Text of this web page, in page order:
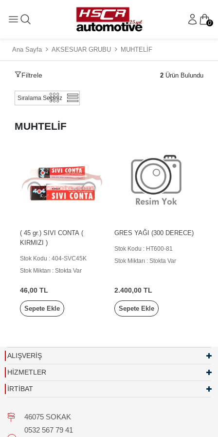
0
Ana Sayfa AKSESUAR GRUBU MUHTELİF
Filtrele 2 Ürün Bulundu
MUHTELİF
( 45 gr.) SIVI CONTA (
KIRMIZI )
Stok Kodu : 404-SVC45K
Stok Miktarı : Stokta Var
46,00 TL
Sepete Ekle
GRES YAĞI (300 DERECE)
Stok Kodu : HT600-81
Stok Miktarı : Stokta Var
2.400,00 TL
Sepete Ekle
ALIŞVERİŞ
HİZMETLER
İRTİBAT
46075 SOKAK
0532 567 79 41